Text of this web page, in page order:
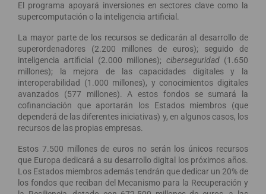
El programa apoyará inversiones en sectores clave como la
supercomputación o la inteligencia artificial.
La mayor parte de los recursos se dedicarán al desarrollo de
superordenadores (2.200 millones de euros); seguido de
inteligencia artificial (2.000 millones); ciberseguridad (1.650
millones); la mejora de las capacidades digitales y la
interoperabilidad (1.000 millones), y conocimientos digitales
avanzados (577 millones). A estos fondos se sumará la
cofinanciación que aportarán los Estados miembros (que
dependerá de las diferentes iniciativas) y, en algunos casos, los
recursos de las propias empresas.
Estos 7.500 millones de euros no serán los únicos recursos
que Europa dedicará a su desarrollo digital los próximos años.
Los Estados miembros además tendrán que dedicar un 20% de
los fondos que reciban del Mecanismo para la Recuperación y